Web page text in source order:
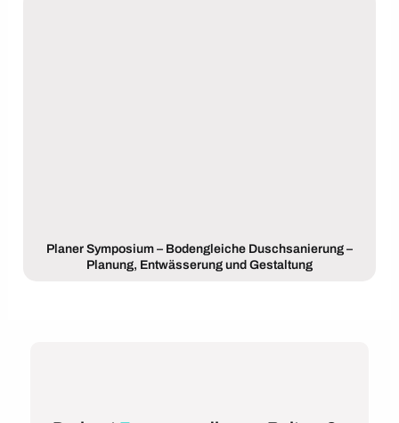
Planer Symposium – Bodengleiche Duschsanierung –
Planung, Entwässerung und Gestaltung